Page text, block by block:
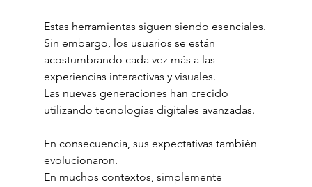
Estas herramientas siguen siendo esenciales.
Sin embargo, los usuarios se están
acostumbrando cada vez más a las
experiencias interactivas y visuales.
Las nuevas generaciones han crecido
utilizando tecnologías digitales avanzadas.
En consecuencia, sus expectativas también
evolucionaron.
En muchos contextos, simplemente